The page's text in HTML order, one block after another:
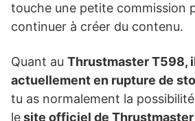
touche une petite commission
continuer à créer du contenu.
Quant au Thrustmaster T598,
actuellement en rupture de
tu as normalement la possibilité
lesite officiel de Thrustmaster